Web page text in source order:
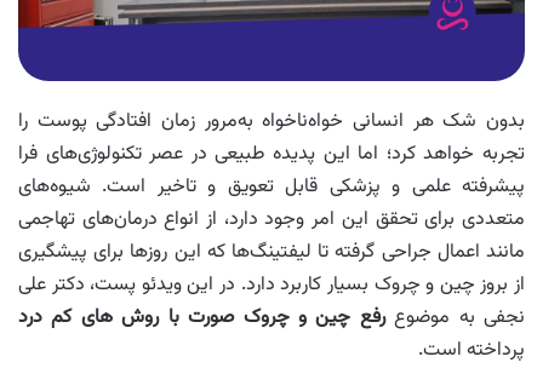
بدون شک هر انسانی خواه‌ناخواه به‌مرور زمان افتادگی پوست را
تجربه خواهد کرد؛ اما این پدیده طبیعی در عصر تکنولوژی‌های فرا
پیشرفته علمی و پزشکی قابل تعویق و تاخیر است. شیوه‌های
متعددی برای تحقق این امر وجود دارد، از انواع درمان‌های تهاجمی
مانند اعمال جراحی گرفته تا لیفتینگ‌ها که این روزها برای پیشگیری
از بروز چین‌ و چروک بسیار کاربرد دارد. در این ویدئو پست، دکتر علی
نجفی به موضوعرفع چین و چروک صورت با روش های کم درد
پرداخته است.